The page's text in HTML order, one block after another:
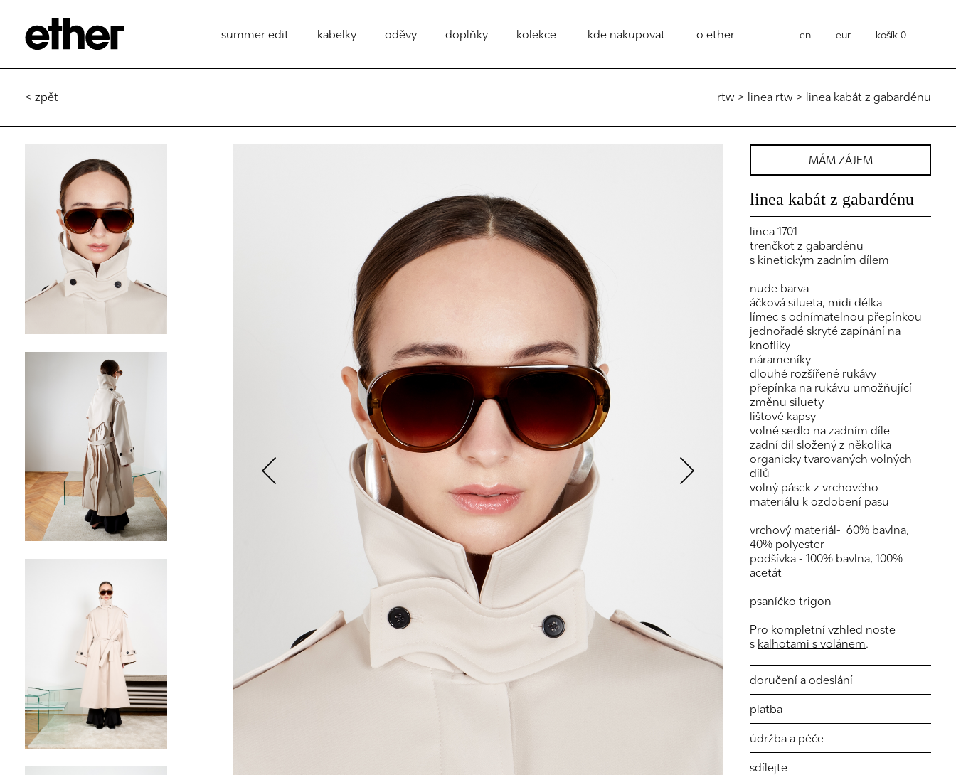
summer edit kabelky oděvy doplňky kolekce kde nakupovat o ether en eur košík 0
< zpět rtw > linea rtw > linea kabát z gabardénu
Previous Next
MÁM ZÁJEM
linea kabát z gabardénu
linea 1701
trenčkot z gabardénu
s kinetickým zadním dílem
nude barva
áčková silueta, midi délka
límec s odnímatelnou přepínkou
jednořadé skryté zapínání na
knoflíky
nárameníky
dlouhé rozšířené rukávy
přepínka na rukávu umožňující
změnu siluety
lištové kapsy
volné sedlo na zadním díle
zadní díl složený z několika
organicky tvarovaných volných
dílů
volný pásek z vrchového
materiálu k ozdobení pasu
vrchový materiál- 60% bavlna,
40% polyester
podšívka - 100% bavlna, 100%
acetát
psaníčkotrigon
Pro kompletní vzhled noste
s kalhotami s volánem.
doručení a odeslání
platba
údržba a péče
sdílejte